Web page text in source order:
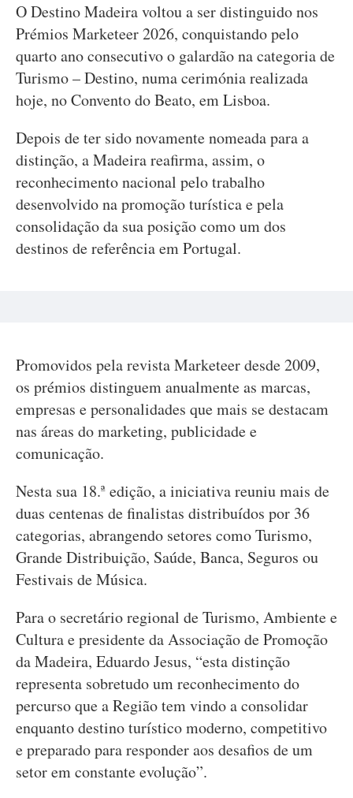
O Destino Madeira voltou a ser distinguido nos
Prémios Marketeer 2026, conquistando pelo
quarto ano consecutivo o galardão na categoria de
Turismo – Destino, numa cerimónia realizada
hoje, no Convento do Beato, em Lisboa.
Depois de ter sido novamente nomeada para a
distinção, a Madeira reafirma, assim, o
reconhecimento nacional pelo trabalho
desenvolvido na promoção turística e pela
consolidação da sua posição como um dos
destinos de referência em Portugal.
Promovidos pela revista Marketeer desde 2009,
os prémios distinguem anualmente as marcas,
empresas e personalidades que mais se destacam
nas áreas do marketing, publicidade e
comunicação.
Nesta sua 18.ª edição, a iniciativa reuniu mais de
duas centenas de finalistas distribuídos por 36
categorias, abrangendo setores como Turismo,
Grande Distribuição, Saúde, Banca, Seguros ou
Festivais de Música.
Para o secretário regional de Turismo, Ambiente e
Cultura e presidente da Associação de Promoção
da Madeira, Eduardo Jesus, “esta distinção
representa sobretudo um reconhecimento do
percurso que a Região tem vindo a consolidar
enquanto destino turístico moderno, competitivo
e preparado para responder aos desafios de um
setor em constante evolução”.